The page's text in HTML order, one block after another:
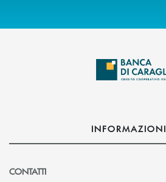
INFORMAZIONI
CONTATTI